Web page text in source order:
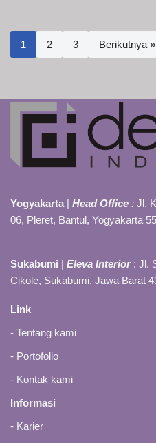
1 2 3 Berikutnya »
Yogyakarta | Head Office : Jl.
06, Pleret, Bantul, Yogyakarta
Sukabumi | Eleva Interior : Jl.
Cikole, Sukabumi, Jawa Barat
Link
- Tentang kami
- Portofolio
- Kontak kami
Informasi
- Karier